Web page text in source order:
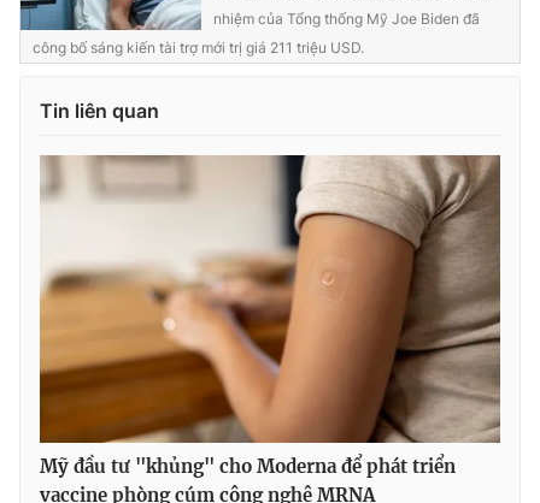
Theo dõi báo trên
Cơ quan chủ quản:
Đài Truyền hình Việt Nam
Cơ quan báo chí:Thời báo VTV
Giấy phép hoạt động báo in và báo điện tử số 483/GP-BTTTT
cấp ngày 29/12/2023
Tổng Biên tập:
Vũ Thanh Thủy
Phó Tổng Biên tập:Nguyễn Thị Mỹ Hạnh, Phạm Quốc Thắng,
Nguyễn Trọng Ninh
Tổng đài VTV: 024.38 355 931 - 024.38 355 932
nhiệm của Tổng thống Mỹ Joe Biden đã
công bố sáng kiến tài trợ mới trị giá 211 triệu USD.
Tin liên quan
Mỹ đầu tư "khủng" cho Moderna để phát triển
vaccine phòng cúm công nghệ MRNA